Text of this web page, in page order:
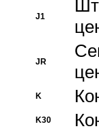
J1
JR
K
K30